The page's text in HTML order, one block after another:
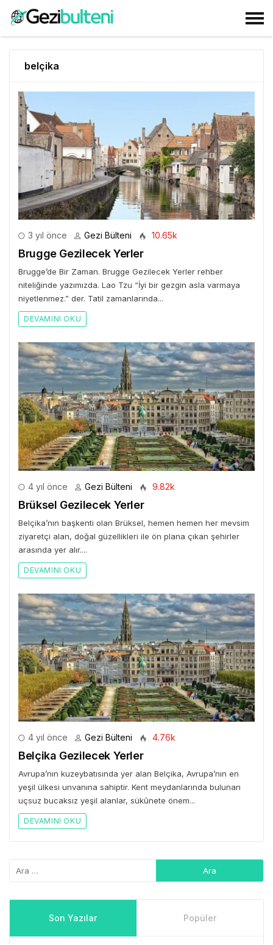
belçika
3 yıl önce Gezi Bülteni 10.65k
Brugge Gezilecek Yerler
Brugge’de Bir Zaman. Brugge Gezilecek Yerler rehber
niteliğinde yazımızda. Lao Tzu “İyi bir gezgin asla varmaya
niyetlenmez.” der. Tatil zamanlarında...
DEVAMINI OKU
4 yıl önce Gezi Bülteni 9.82k
Brüksel Gezilecek Yerler
Belçika’nın başkenti olan Brüksel, hemen hemen her mevsim
ziyaretçi alan, doğal güzellikleri ile ön plana çıkan şehirler
arasında yer alır....
DEVAMINI OKU
4 yıl önce Gezi Bülteni 4.76k
Belçika Gezilecek Yerler
Avrupa’nın kuzeybatısında yer alan Belçika, Avrupa’nın en
yeşil ülkesi unvanına sahiptir. Kent meydanlarında bulunan
uçsuz bucaksız yeşil alanlar, sükûnete önem...
DEVAMINI OKU
Son Yazılar Popüler